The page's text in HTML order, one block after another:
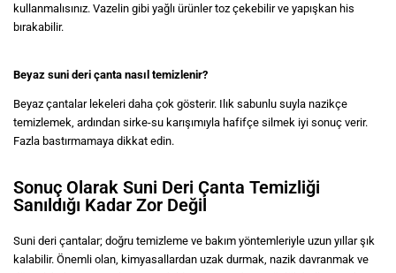
kullanmalısınız. Vazelin gibi yağlı ürünler toz çekebilir ve yapışkan his
bırakabilir.
Beyaz suni deri çanta nasıl temizlenir?
Beyaz çantalar lekeleri daha çok gösterir. Ilık sabunlu suyla nazikçe
temizlemek, ardından sirke-su karışımıyla hafifçe silmek iyi sonuç verir.
Fazla bastırmamaya dikkat edin.
Sonuç Olarak Suni Deri Çanta Temizliği
Sanıldığı Kadar Zor Değil
Suni deri çantalar; doğru temizleme ve bakım yöntemleriyle uzun yıllar şık
kalabilir. Önemli olan, kimyasallardan uzak durmak, nazik davranmak ve